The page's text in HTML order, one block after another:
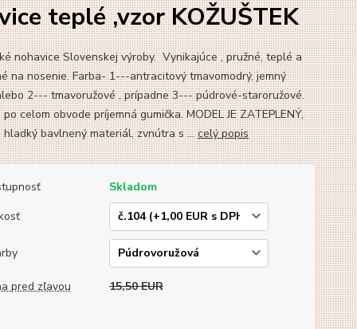
teplé ,vzor KOŽUŠTEK
nohavice Slovenskej výroby. Vynikajúce , pružné, teplé a
na nosenie. Farba- 1---antracitový tmavomodrý, jemný
2--- tmavoružové , prípadne 3--- púdrové-staroružové.
celom obvode príjemná gumička. MODEL JE ZATEPLENÝ,
hladký bavlnený materiál, zvnútra s ...celý popis
Skladom
pred zľavou 15,50 EUR